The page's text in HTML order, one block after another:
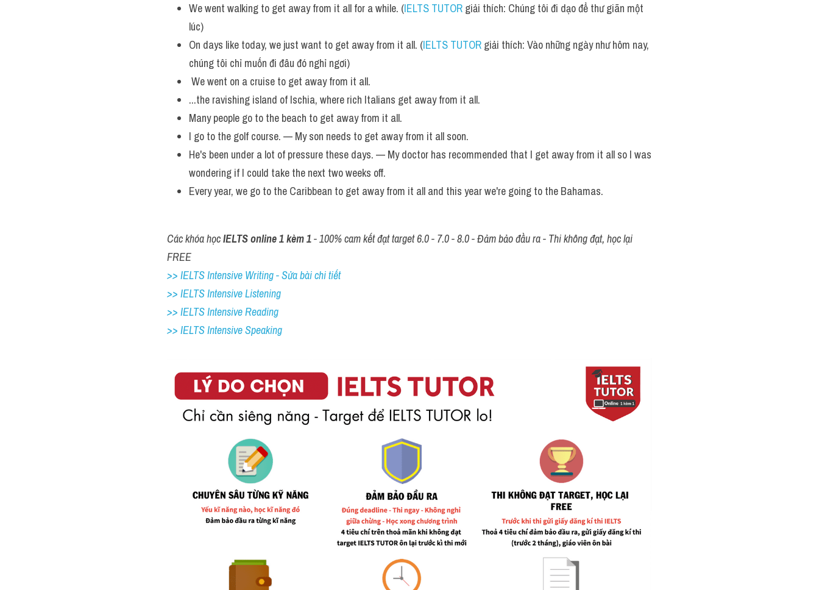
We went walking to get away from it all for a while. (IELTS TUTOR giải thích: Chúng tôi đi dạo để thư giãn một
lúc)
On days like today, we just want to get away from it all. (IELTS TUTOR giải thích: Vào những ngày như hôm nay,
chúng tôi chỉ muốn đi đâu đó nghỉ ngơi)
We went on a cruise to get away from it all.
...the ravishing island of Ischia, where rich Italians get away from it all.
Many people go to the beach to get away from it all.
I go to the golf course. — My son needs to get away from it all soon.
He's been under a lot of pressure these days. — My doctor has recommended that I get away from it all so I was
wondering if I could take the next two weeks off.
Every year, we go to the Caribbean to get away from it all and this year we're going to the Bahamas.
Các khóa học IELTS online 1 kèm 1 - 100% cam kết đạt target 6.0 - 7.0 - 8.0 - Đảm bảo đầu ra - Thi không đạt, học lại
FREE
>> IELTS Intensive Writing - Sửa bài chi tiết
>> IELTS Intensive Listening
>> IELTS Intensive Reading
>> IELTS Intensive Speaking